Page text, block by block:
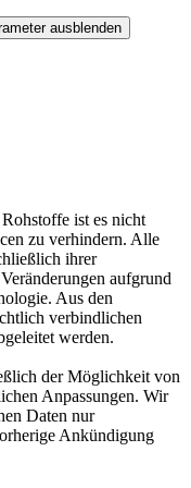
ausblenden
ist es nicht
zu verhindern. Alle
ihrer
aufgrund
Aus den
verbindlichen
werden.
der Möglichkeit von
Anpassungen. Wir
Daten nur
Ankündigung